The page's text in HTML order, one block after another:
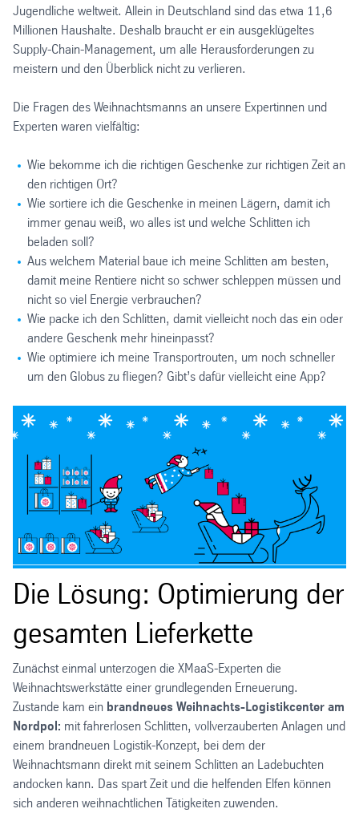
Jugendliche weltweit. Allein in Deutschland sind das etwa 11,6
Millionen Haushalte. Deshalb braucht er ein ausgeklügeltes
Supply-Chain-Management, um alle Herausforderungen zu
meistern und den Überblick nicht zu verlieren.
Die Fragen des Weihnachtsmanns an unsere Expertinnen und
Experten waren vielfältig:
Wie bekomme ich die richtigen Geschenke zur richtigen Zeit an
den richtigen Ort?
Wie sortiere ich die Geschenke in meinen Lägern, damit ich
immer genau weiß, wo alles ist und welche Schlitten ich
beladen soll?
Aus welchem Material baue ich meine Schlitten am besten,
damit meine Rentiere nicht so schwer schleppen müssen und
nicht so viel Energie verbrauchen?
Wie packe ich den Schlitten, damit vielleicht noch das ein oder
andere Geschenk mehr hineinpasst?
Wie optimiere ich meine Transportrouten, um noch schneller
um den Globus zu fliegen? Gibt’s dafür vielleicht eine App?
Die Lösung: Optimierung der
gesamten Lieferkette
Zunächst einmal unterzogen die XMaaS-Experten die
Weihnachtswerkstätte einer grundlegenden Erneuerung.
Zustande kam ein brandneues Weihnachts-Logistikcenter am
Nordpol: mit fahrerlosen Schlitten, vollverzauberten Anlagen und
einem brandneuen Logistik-Konzept, bei dem der
Weihnachtsmann direkt mit seinem Schlitten an Ladebuchten
andocken kann. Das spart Zeit und die helfenden Elfen können
sich anderen weihnachtlichen Tätigkeiten zuwenden.